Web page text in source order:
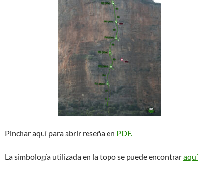
Pinchar aquí para abrir reseña en PDF.
La simbología utilizada en la topo se puede encontraraquí